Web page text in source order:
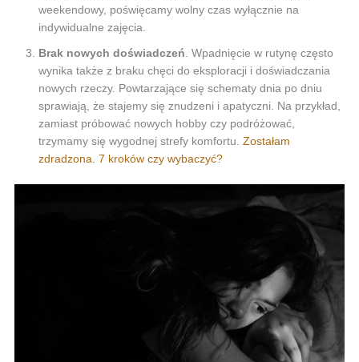
weekendowy, poświęcamy wolny czas wyłącznie na
indywidualne zajęcia.
Brak nowych doświadczeń . Wpadnięcie w rutynę często
wynika także z braku chęci do eksploracji i doświadczania
nowych rzeczy. Powtarzające się schematy dnia po dniu
sprawiają, że stajemy się znudzeni i apatyczni. Na przykład,
zamiast próbować nowych hobby czy podróżować,
trzymamy się wygodnej strefy komfortu. Zostałam
zdradzona. 7 kroków czy wybaczyć?